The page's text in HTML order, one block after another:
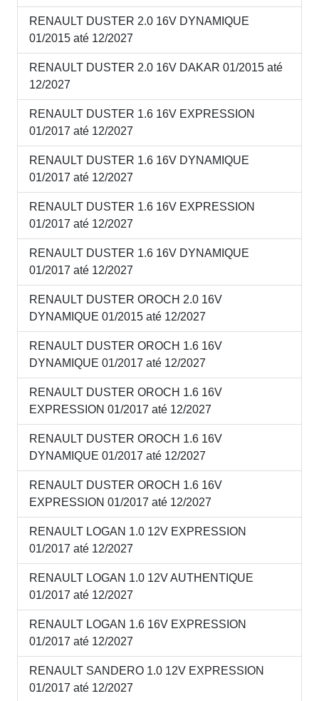
RENAULT DUSTER 2.0 16V DYNAMIQUE
01/2015 até 12/2027
RENAULT DUSTER 2.0 16V DAKAR 01/2015 até
12/2027
RENAULT DUSTER 1.6 16V EXPRESSION
01/2017 até 12/2027
RENAULT DUSTER 1.6 16V DYNAMIQUE
01/2017 até 12/2027
RENAULT DUSTER 1.6 16V EXPRESSION
01/2017 até 12/2027
RENAULT DUSTER 1.6 16V DYNAMIQUE
01/2017 até 12/2027
RENAULT DUSTER OROCH 2.0 16V
DYNAMIQUE 01/2015 até 12/2027
RENAULT DUSTER OROCH 1.6 16V
DYNAMIQUE 01/2017 até 12/2027
RENAULT DUSTER OROCH 1.6 16V
EXPRESSION 01/2017 até 12/2027
RENAULT DUSTER OROCH 1.6 16V
DYNAMIQUE 01/2017 até 12/2027
RENAULT DUSTER OROCH 1.6 16V
EXPRESSION 01/2017 até 12/2027
RENAULT LOGAN 1.0 12V EXPRESSION
01/2017 até 12/2027
RENAULT LOGAN 1.0 12V AUTHENTIQUE
01/2017 até 12/2027
RENAULT LOGAN 1.6 16V EXPRESSION
01/2017 até 12/2027
RENAULT SANDERO 1.0 12V EXPRESSION
01/2017 até 12/2027